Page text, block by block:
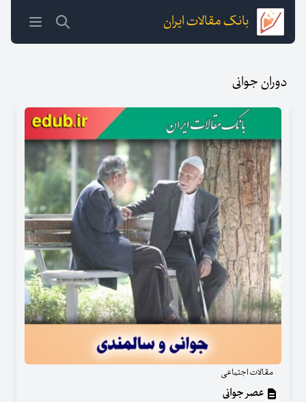
بانک مقالات ایران
دوران جوانی
مقالات اجتماعی
عصر جوانی